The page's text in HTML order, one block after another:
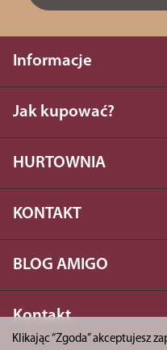
Informacje
Jak kupować?
HURTOWNIA
KONTAKT
BLOG AMIGO
Kontakt
Klikając “Zgoda” akceptujesz